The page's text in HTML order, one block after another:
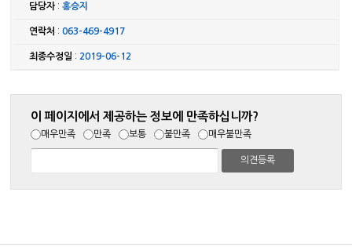
담당자:홍승지
연락처 :063-469-4917
최종수정일 : 2019-06-12
이 페이지에서 제공하는 정보에 만족하십니까?
매우만족 만족 보통 불만족 매우불만족